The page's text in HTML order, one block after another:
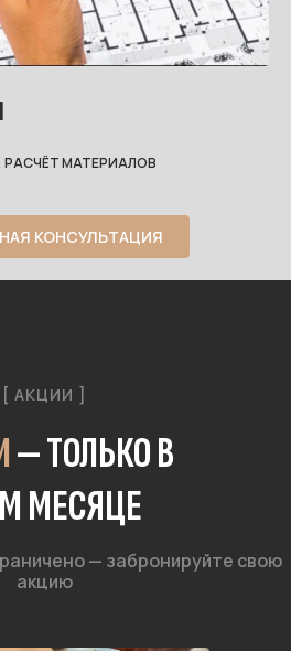
МАТЕРИАЛОВ
КОНСУЛЬТАЦИЯ
[ АКЦИИ ]
— ТОЛЬКО В
МЕСЯЦЕ
— забронируйте свою
акцию